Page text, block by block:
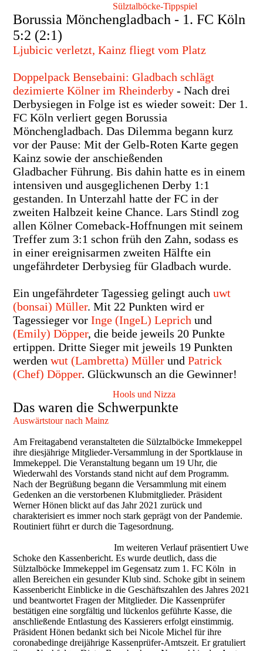
Sülztalböcke-Tippspiel
Borussia Mönchengladbach - 1. FC Köln
5:2 (2:1)
Ljubicic verletzt, Kainz fliegt vom Platz
Doppelpack Bensebaini: Gladbach schlägt
dezimierte Kölner im Rheinderby- Nach drei
Derbysiegen in Folge ist es wieder soweit: Der 1.
FC Köln verliert gegen Borussia
Mönchengladbach. Das Dilemma begann kurz
vor der Pause: Mit der Gelb-Roten Karte gegen
Kainz sowie der anschießenden
Gladbacher Führung. Bis dahin hatte es in einem
intensiven und ausgeglichenen Derby 1:1
gestanden. In Unterzahl hatte der FC in der
zweiten Halbzeit keine Chance. Lars Stindl zog
allen Kölner Comeback-Hoffnungen mit seinem
Treffer zum 3:1 schon früh den Zahn, sodass es
in einer ereignisarmen zweiten Hälfte ein
ungefährdeter Derbysieg für Gladbach wurde.
Ein ungefährdeter Tagessieg gelingt auchuwt
(bonsai) Müller. Mit 22 Punkten wird er
Tagessieger vorInge (IngeL) Leprich und
(Emily) Döpper, die beide jeweils 20 Punkte
ertippen. Dritte Sieger mit jeweils 19 Punkten
werdenwut (Lambretta) Müller undPatrick
(Chef) Döpper. Glückwunsch an die Gewinner!
Hools und Nizza
Das waren die Schwerpunkte
Auswärtstour nach Mainz
Am Freitagabend veranstalteten die Sülztalböcke Immekeppel
ihre diesjährige Mitglieder-Versammlung in der Sportklause in
Immekeppel. Die Veranstaltung begann um 19 Uhr, die
Wiederwahl des Vorstands stand nicht auf dem Programm.
Nach der Begrüßung begann die Versammlung mit einem
Gedenken an die verstorbenen Klubmitglieder. Präsident
Werner Hönen blickt auf das Jahr 2021 zurück und
charakterisiert es immer noch stark geprägt von der Pandemie.
Routiniert führt er durch die Tagesordnung.
Im weiteren Verlauf präsentiert Uwe
Schoke den Kassenbericht. Es wurde deutlich, dass die
Sülztalböcke Immekeppel im Gegensatz zum 1. FC Köln in
allen Bereichen ein gesunder Klub sind. Schoke gibt in seinem
Kassenbericht Einblicke in die Geschäftszahlen des Jahres 2021
und beantwortet Fragen der Mitglieder. Die Kassenprüfer
bestätigen eine sorgfältig und lückenlos geführte Kasse, die
anschließende Entlastung des Kassierers erfolgt einstimmig.
Präsident Hönen bedankt sich bei Nicole Michel für ihre
coronabedinge dreijährige Kassenprüfer-Amtszeit. Er gratuliert